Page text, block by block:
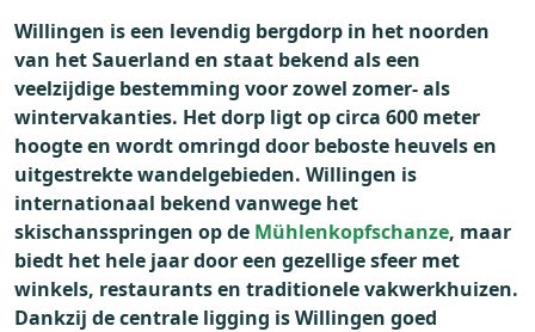
Willingen is een levendig bergdorp in het noorden
van het Sauerland en staat bekend als een
veelzijdige bestemming voor zowel zomer- als
wintervakanties. Het dorp ligt op circa 600 meter
hoogte en wordt omringd door beboste heuvels en
uitgestrekte wandelgebieden. Willingen is
internationaal bekend vanwege het
skischansspringen op de Mühlenkopfschanze, maar
biedt het hele jaar door een gezellige sfeer met
winkels, restaurants en traditionele vakwerkhuizen.
Dankzij de centrale ligging is Willingen goed